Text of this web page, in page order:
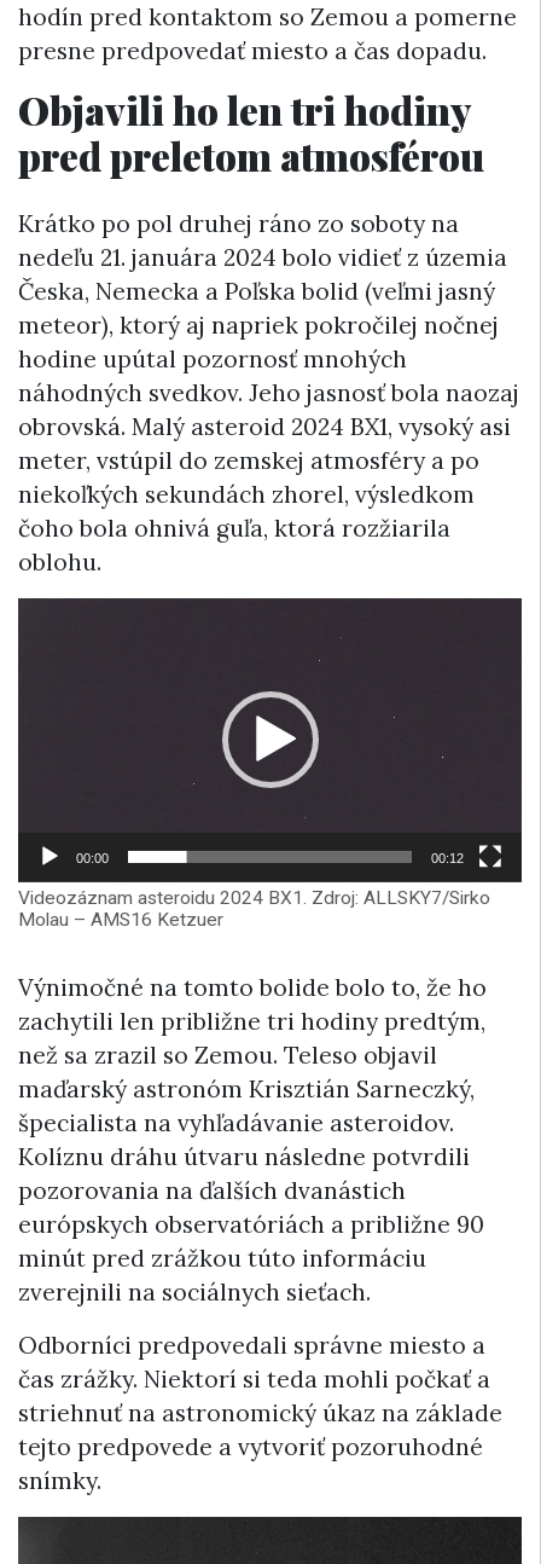
hodín pred kontaktom so Zemou a pomerne
presne predpovedať miesto a čas dopadu.
Objavili ho len tri hodiny
pred preletom atmosférou
Krátko po pol druhej ráno zo soboty na
nedeľu 21. januára 2024 bolo vidieť z územia
Česka, Nemecka a Poľska bolid (veľmi jasný
meteor), ktorý aj napriek pokročilej nočnej
hodine upútal pozornosť mnohých
náhodných svedkov. Jeho jasnosť bola naozaj
obrovská. Malý asteroid 2024 BX1, vysoký asi
meter, vstúpil do zemskej atmosféry a po
niekoľkých sekundách zhorel, výsledkom
čoho bola ohnivá guľa, ktorá rozžiarila
oblohu.
00:00 00:12
Videozáznam asteroidu 2024 BX1. Zdroj: ALLSKY7/Sirko
Molau – AMS16 Ketzuer
Výnimočné na tomto bolide bolo to, že ho
zachytili len približne tri hodiny predtým,
než sa zrazil so Zemou. Teleso objavil
maďarský astronóm Krisztián Sarneczký,
špecialista na vyhľadávanie asteroidov.
Kolíznu dráhu útvaru následne potvrdili
pozorovania na ďalších dvanástich
európskych observatóriách a približne 90
minút pred zrážkou túto informáciu
zverejnili na sociálnych sieťach.
Odborníci predpovedali správne miesto a
čas zrážky. Niektorí si teda mohli počkať a
striehnuť na astronomický úkaz na základe
tejto predpovede a vytvoriť pozoruhodné
snímky.